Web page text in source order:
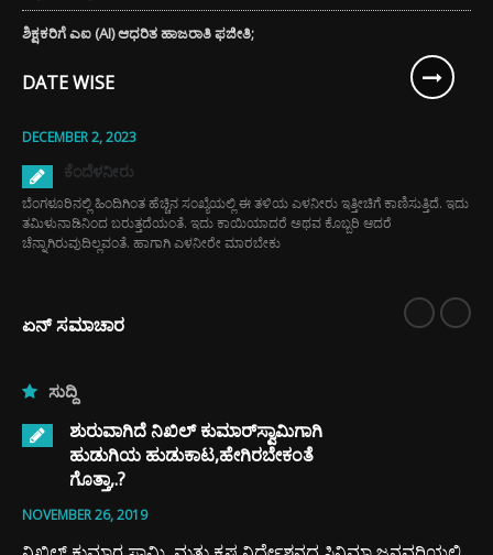
ಶಿಕ್ಷಕರಿಗೆ ಎಐ (AI) ಆಧರಿತ ಹಾಜರಾತಿ ಫಜೀತಿ;
DATE WISE
DECEMBER 2, 2023
ಕೆಂದೆಳನೀರು
ಬೆಂಗಳೂರಿನಲ್ಲಿ ಹಿಂದಿಗಿಂತ ಹೆಚ್ಚಿನ ಸಂಖ್ಯೆಯಲ್ಲಿ ಈ ತಳಿಯ ಎಳನೀರು ಇತ್ತೀಚಿಗೆ ಕಾಣಿಸುತ್ತಿದೆ. ಇದು
ತಮಿಳುನಾಡಿನಿಂದ ಬರುತ್ತದೆಯಂತೆ. ಇದು ಕಾಯಿಯಾದರೆ ಅಥವ ಕೊಬ್ಬರಿ ಆದರೆ
ಚೆನ್ನಾಗಿರುವುದಿಲ್ಲವಂತೆ. ಹಾಗಾಗಿ ಎಳನೀರೇ ಮಾರಬೇಕು
ಏನ್ ಸಮಾಚಾರ
ಸುದ್ದಿ
ಶುರುವಾಗಿದೆ ನಿಖಿಲ್ ಕುಮಾರ್‌ಸ್ವಾಮಿಗಾಗಿ
ಹುಡುಗಿಯ ಹುಡುಕಾಟ,ಹೇಗಿರಬೇಕಂತೆ
ಗೊತ್ತಾ,.?
NOVEMBER 26, 2019